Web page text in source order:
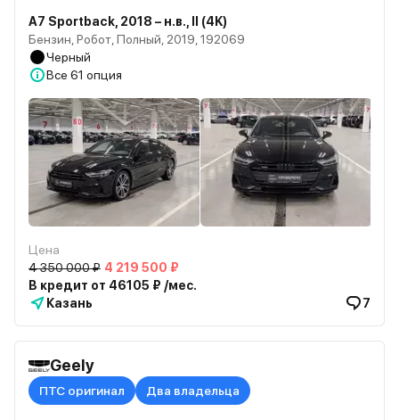
A7 Sportback, 2018 – н.в., II (4K)
Бензин, Робот, Полный, 2019, 192069
Черный
Все 61 опция
Цена
4 350 000 ₽ 4 219 500 ₽
В кредит от 46105 ₽ /мес.
Казань
7
Geely
ПТС оригинал Два владельца